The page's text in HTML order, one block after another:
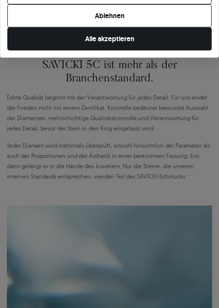
SAVICKI 5C ist mehr als der
Branchenstandard.
Echte Qualität beginnt mit der Verantwortung für jedes Detail. Für uns endet
der Frieden nicht mit einem Zertifikat. Kontrolle bedeutet bewusste Auswahl
der Diamanten, mehrschichtige Qualitätskontrolle und Verantwortung für
jedes Detail, bevor der Stein in den Ring eingefasst wird.
Jeder Diamant wird mehrmals überprüft, sowohl hinsichtlich der Parameter als
auch der Proportionen und der Ästhetik in einer bestimmten Fassung. Erst
dann gelangt er in die Hände des Juweliers. Nur die Steine, die unseren
internen Standards entsprechen, werden Teil des SAVICKI-Schmucks.
Ihre Cookie-Einstellungen ändern.
Ablehnen
Alle akzeptieren